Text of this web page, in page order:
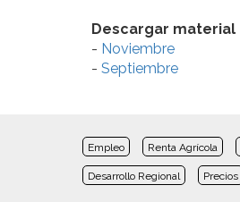
Descargar material
- Noviembre
- Septiembre
Empleo Renta Agrícola
Desarrollo Regional Precios